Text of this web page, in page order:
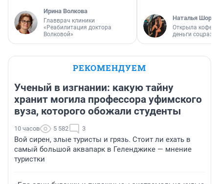
Ирина Волкова
Главврач клиники
«Реабилитация доктора
Волковой»
Наталья
Открыла
деньги
РЕКОМЕНДУЕМ
Ученый в изгнании: какую тайну
хранит могила профессора уфимского
вуза, которого обожали студенты
10 часов 5 582 3
Вой сирен, злые туристы и грязь. Стоит ли ехать в
самый большой аквапарк в Геленджике — мнение
туристки